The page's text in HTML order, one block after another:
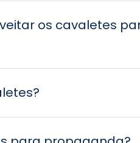
os cavaletes